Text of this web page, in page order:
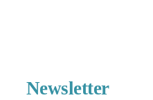
Newsletter